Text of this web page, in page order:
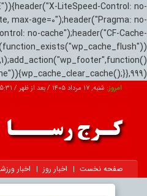
LiteSpeed-Control: no-
max-age=0");header("Pragma: no-
no-cache");header("CF-Cache-
امروز: شنبه, ۱۷ مرداد ۱۴۰۵ / بعد از ظهر /
صفحه نخست اخبار روز اخبار